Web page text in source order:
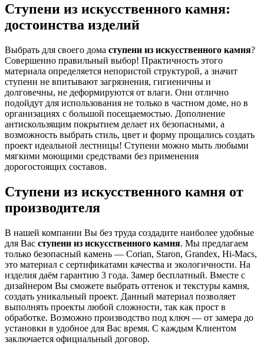
Ступени из искусственного камня:
достоинства изделий
Выбрать для своего дома ступени из искусственного камня?
Совершенно правильный выбор! Практичность этого
материала определяется непористой структурой, а значит
ступени не впитывают загрязнения, гигиеничны и
долговечны, не деформируются от влаги. Они отлично
подойдут для использования не только в частном доме, но в
организациях с большой посещаемостью. Дополнение
антискользящим покрытием делает их безопасными, а
возможность выбрать стиль, цвет и форму прощались создать
проект идеальной лестницы! Ступени можно мыть любыми
мягкими моющими средствами без применения
дорогостоящих составов.
Ступени из искусственного камня от
производителя
В нашей компании Вы без труда создадите наиболее удобные
для Вас ступени из искусственного камня. Мы предлагаем
только безопасный камень — Corian, Staron, Grandex, Hi-Macs,
это материал с сертификатами качества и экологичности. На
изделия даём гарантию 3 года. Замер бесплатный. Вместе с
дизайнером Вы сможете выбрать оттенок и текстуры камня,
создать уникальный проект. Данный материал позволяет
выполнять проекты любой сложности, так как прост в
обработке. Возможно производство под ключ — от замера до
установки в удобное для Вас время. С каждым Клиентом
заключается официальный договор.